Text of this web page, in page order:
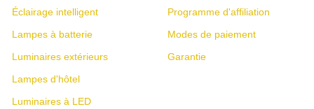
Éclairage intelligent
Lampes à batterie
Luminaires extérieurs
Lampes d'hôtel
Luminaires à LED
Programme d'affiliation
Modes de paiement
Garantie